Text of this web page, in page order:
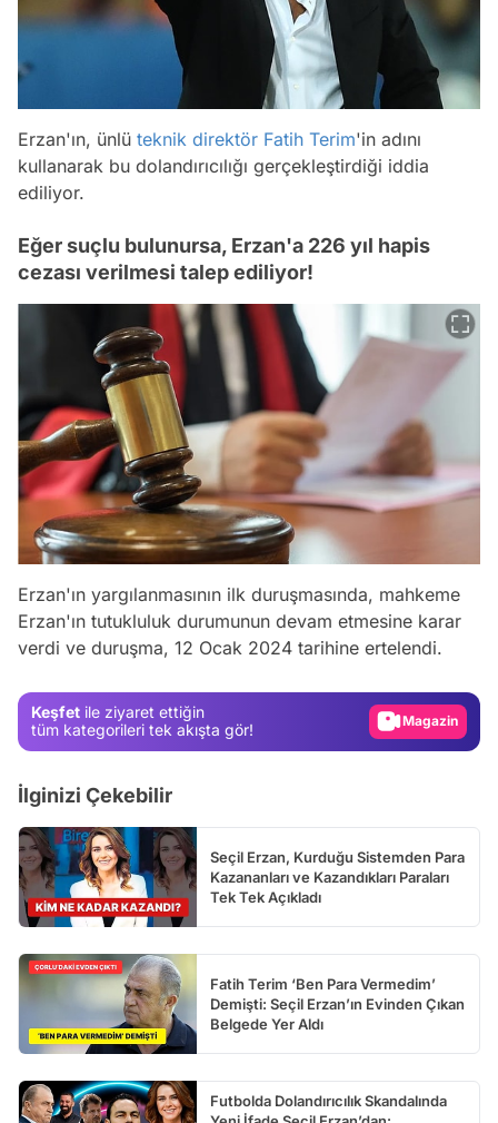
Erzan'ın, ünlü teknik direktör Fatih Terim'in adını
kullanarak bu dolandırıcılığı gerçekleştirdiği iddia
ediliyor.
Eğer suçlu bulunursa, Erzan'a 226 yıl hapis
cezası verilmesi talep ediliyor!
Erzan'ın yargılanmasının ilk duruşmasında, mahkeme
Erzan'ın tutukluluk durumunun devam etmesine karar
verdi ve duruşma, 12 Ocak 2024 tarihine ertelendi.
Keşfet ile ziyaret ettiğin
tüm kategorileri tek akışta gör!
Test
Gündem
Magazin
Video
İlginizi Çekebilir
Seçil Erzan, Kurduğu Sistemden Para
Kazananları ve Kazandıkları Paraları
Tek Tek Açıkladı
Fatih Terim ‘Ben Para Vermedim’
Demişti: Seçil Erzan’ın Evinden Çıkan
Belgede Yer Aldı
Futbolda Dolandırıcılık Skandalında